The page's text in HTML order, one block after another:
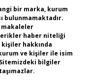
bir marka, kurum
bulunmamaktadır.
makaleler
haber niteliği
hakkında
ve kişiler ile isim
bilgiler